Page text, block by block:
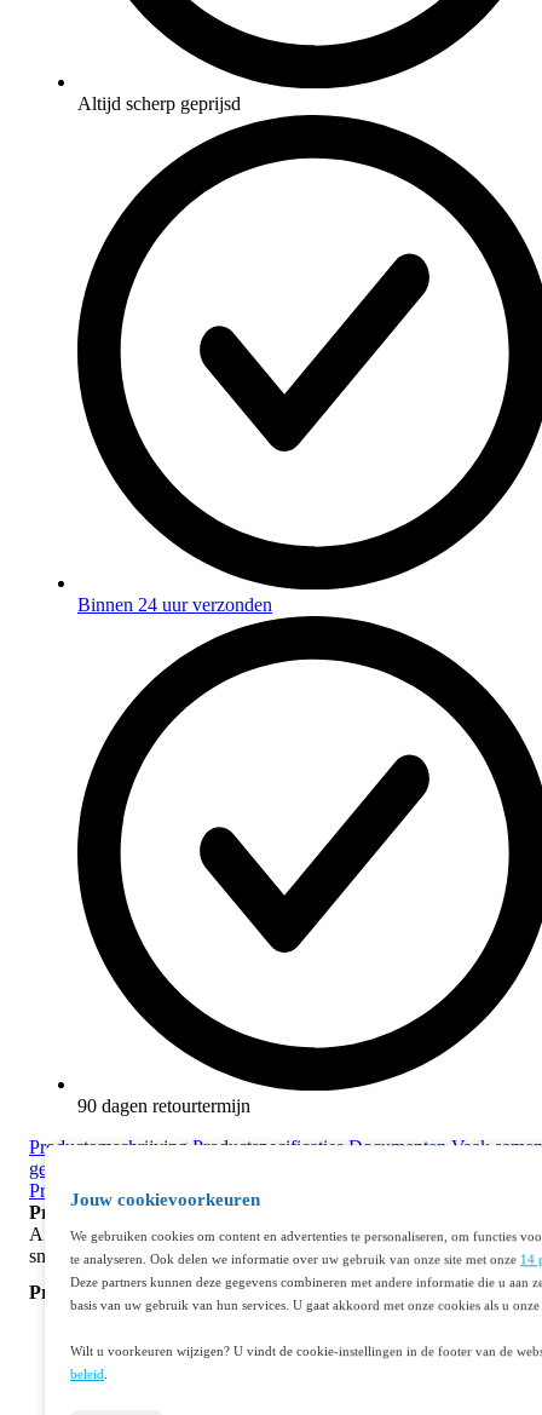
Jouw cookievoorkeuren
We gebruiken cookies om content en advertenties te personaliseren, om functies
te analyseren. Ook delen we informatie over uw gebruik van onze site met onze 14
Deze partners kunnen deze gegevens combineren met andere informatie die u aan
basis van uw gebruik van hun services. U gaat akkoord met onze cookies als u
Wilt u voorkeuren wijzigen? U vindt de cookie-instellingen in de footer van de
beleid
Altijd scherp geprijsd
Binnen 24 uur verzonden
90 dagen retourtermijn
Productomschrijving Productspecificaties Documenten Vaak samen
gekocht
Productbeoordelingen
Best verkocht
Productomschrijving
Afwerkingsset met een draaiknop voor een draadknopdimmer of
snelheidsregelaar in de kleur wit.
Productspecificaties
Artikelnummer
401052835
Fabrikantnummer
101-31000